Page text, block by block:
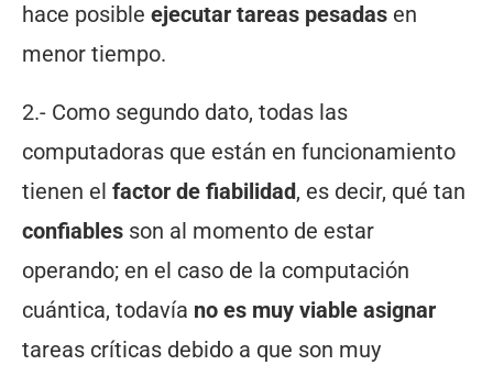
hace posible ejecutar tareas pesadas en
menor tiempo.
2.- Como segundo dato, todas las
computadoras que están en funcionamiento
tienen el factor de fiabilidad, es decir, qué tan
confiables son al momento de estar
operando; en el caso de la computación
cuántica, todavía no es muy viable asignar
tareas críticas debido a que son muy